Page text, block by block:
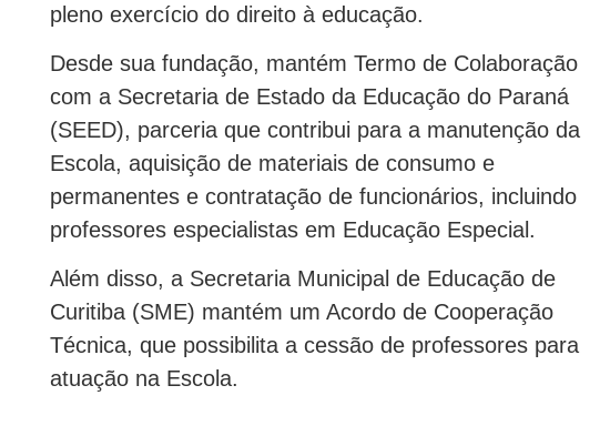
pleno exercício do direito à educação.
Desde sua fundação, mantém Termo de Colaboração
com a Secretaria de Estado da Educação do Paraná
(SEED), parceria que contribui para a manutenção da
Escola, aquisição de materiais de consumo e
permanentes e contratação de funcionários, incluindo
professores especialistas em Educação Especial.
Além disso, a Secretaria Municipal de Educação de
Curitiba (SME) mantém um Acordo de Cooperação
Técnica, que possibilita a cessão de professores para
atuação na Escola.